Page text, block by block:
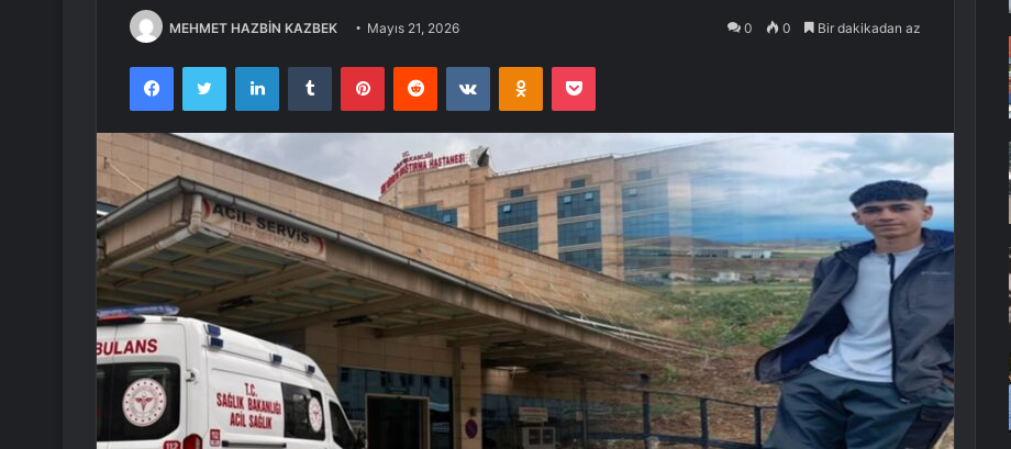
MEHMET HAZBİN KAZBEK Mayıs 21, 2026 0 0 Bir dakikadan az
FacebookTwitter LinkedInTumblr PinterestReddit VKontakteOdnoklassniki
Pocket